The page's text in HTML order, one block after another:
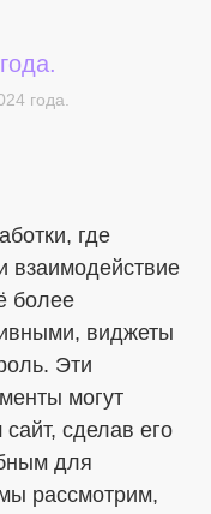
года.
где
взаимодействие
более
виджеты
Эти
могут
сделав его
для
рассмотрим,